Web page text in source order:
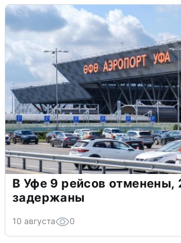
В Уфе 9 рейсов отменены,
задержаны
10 августа 0